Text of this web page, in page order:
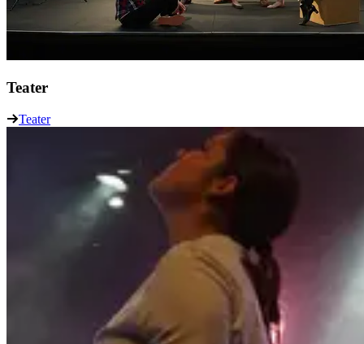
Teater
Teater